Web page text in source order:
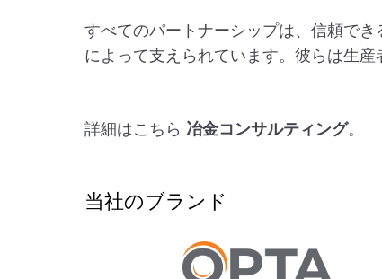
すべてのパートナーシップは、信頼で
によって支えられています。彼らは生
詳細はこちら 冶金コンサルティング。
当社のブランド